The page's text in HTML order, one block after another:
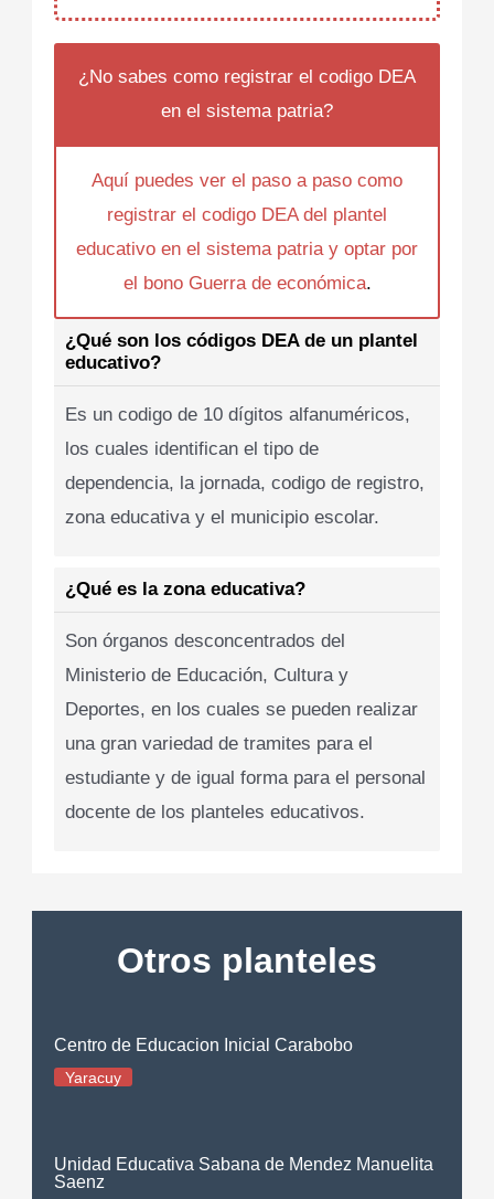
¿No sabes como registrar el codigo DEA
en el sistema patria?
Aquí puedes ver el paso a paso como
registrar el codigo DEA del plantel
educativo en el sistema patria y optar por
el bono Guerra de económica.
¿Qué son los códigos DEA de un plantel
educativo?
Es un codigo de 10 dígitos alfanuméricos,
los cuales identifican el tipo de
dependencia, la jornada, codigo de registro,
zona educativa y el municipio escolar.
¿Qué es la zona educativa?
Son órganos desconcentrados del
Ministerio de Educación, Cultura y
Deportes, en los cuales se pueden realizar
una gran variedad de tramites para el
estudiante y de igual forma para el personal
docente de los planteles educativos.
Otros planteles
Centro de Educacion Inicial Carabobo
Yaracuy
Unidad Educativa Sabana de Mendez Manuelita
Saenz